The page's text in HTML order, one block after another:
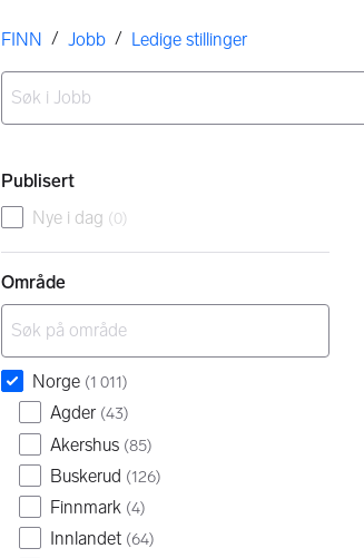
Her er du
FINN / Jobb / Ledige stillinger
Filtre
Publisert
Nye i dag (0)
Område
Norge (1 011)
Agder (43)
Akershus (85)
Buskerud (126)
Finnmark (4)
Innlandet (64)